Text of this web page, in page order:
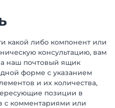
какой либо компонент или
консультацию, вам
наш почтовый ящик
форме с указанием
и их количества,
позиции в
с комментариями или